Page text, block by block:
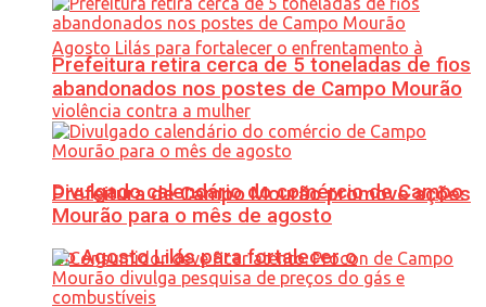
Prefeitura de Campo Mourão promove ações
do Agosto Lilás para fortalecer o
Prefeitura retira cerca de 5 toneladas de fios
abandonados nos postes de Campo Mourão
Divulgado calendário do comércio de Campo
Mourão para o mês de agosto